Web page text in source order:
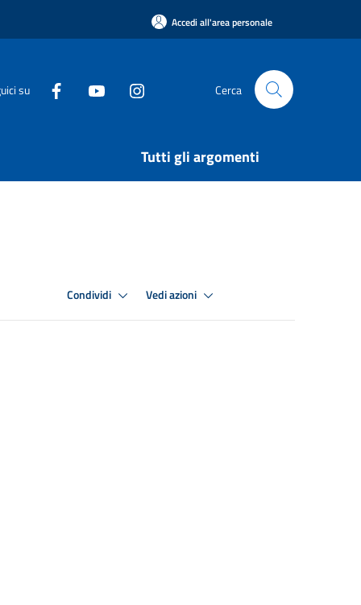
Accedi all'area personale
su Cerca
Tutti gli argomenti
Condividi Vedi azioni